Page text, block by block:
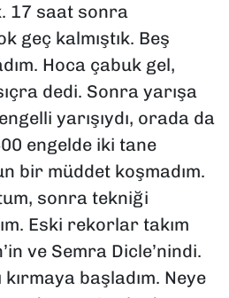
17 saat sonra
geç kalmıştık. Beş
Hoca çabuk gel,
dedi. Sonra yarışa
yarışıydı, orada da
engelde iki tane
bir müddet koşmadım.
sonra tekniği
Eski rekorlar takım
ve Semra Dicle’nindi.
başladım. Neye